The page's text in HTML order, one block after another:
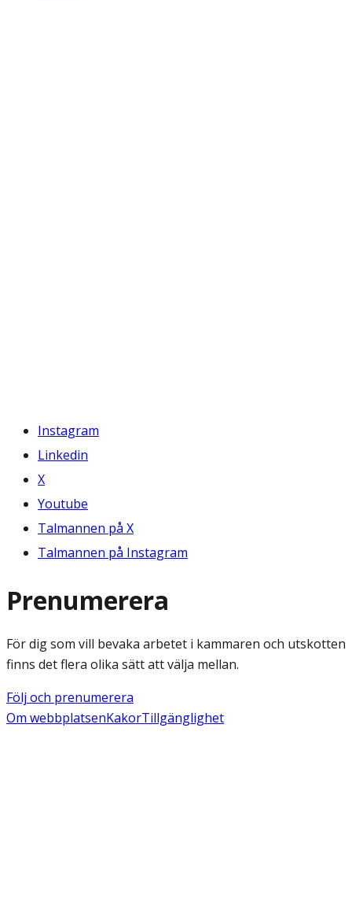
Instagram
Linkedin
X
Youtube
Talmannen på X
Talmannen på Instagram
Prenumerera
För dig som vill bevaka arbetet i kammaren och utskotten
finns det flera olika sätt att välja mellan.
Följ och prenumerera
Om webbplatsenKakorTillgänglighet